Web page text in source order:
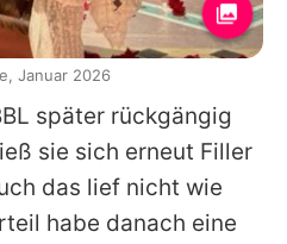
später rückgängig
sie sich erneut Filler
das lief nicht wie
habe danach eine
Januar 2026